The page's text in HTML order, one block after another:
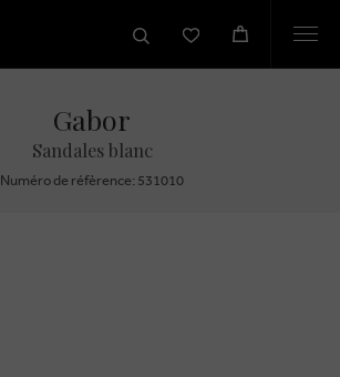
Gabor
Sandales blanc
Numéro de réfèrence: 531010